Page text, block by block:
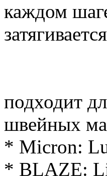
каждом
подходит
швейных
* Micron:
* BLAZE: